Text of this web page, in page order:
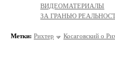
ВИДЕОМАТЕРИАЛЫ
ЗА ГРАНЬЮ
Метки: Рихтер Косаговский о